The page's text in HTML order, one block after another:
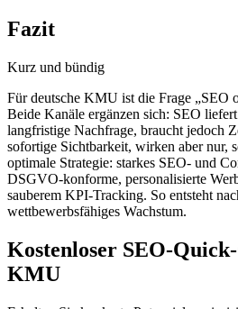
Fazit
Kurz und bündig
Für deutsche KMU ist die Frage „SEO
Beide Kanäle ergänzen sich: SEO
langfristige Nachfrage, braucht jedoch
sofortige Sichtbarkeit, wirken aber nur,
optimale Strategie: starkes SEO- und
DSGVO-konforme, personalisierte
sauberem KPI-Tracking. So entsteht
wettbewerbsfähiges Wachstum.
Kostenloser SEO-
KMU